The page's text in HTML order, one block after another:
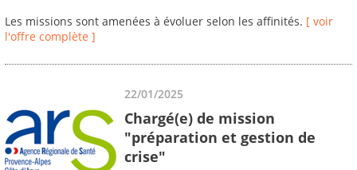
Les missions sont amenées à évoluer selon les affinités. [ voir
l'offre complète ]
22/01/2025
Chargé(e) de mission
"préparation et gestion de
crise"